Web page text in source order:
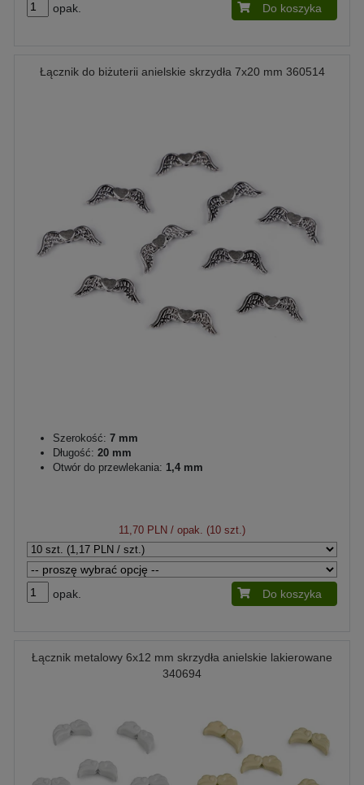
opak. Do koszyka
Łącznik do biżuterii anielskie skrzydła 7x20 mm 360514
Szerokość: 7 mm
Długość: 20 mm
Otwór do przewlekania: 1,4 mm
11,70 PLN / opak. (10 szt.)
opak. Do koszyka
Łącznik metalowy 6x12 mm skrzydła anielskie lakierowane
340694